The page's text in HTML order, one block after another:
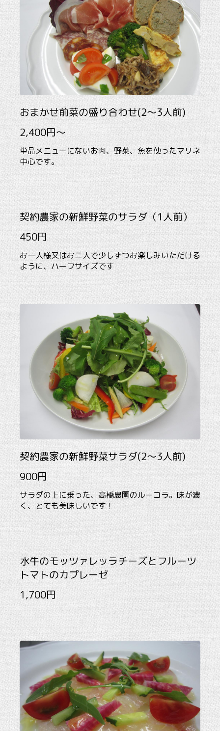
おまかせ前菜の盛り合わせ(2～3人前)
2,400円～
単品メニューにないお肉、野菜、魚を使ったマリネ
中心です。
契約農家の新鮮野菜のサラダ（1人前）
450円
お一人様又はお二人で少しずつお楽しみいただける
ように、ハーフサイズです
契約農家の新鮮野菜サラダ(2～3人前)
900円
サラダの上に乗った、高橋農園のルーコラ。味が濃
く、とても美味しいです！
水牛のモッツァレッラチーズとフルーツ
トマトのカプレーゼ
1,700円